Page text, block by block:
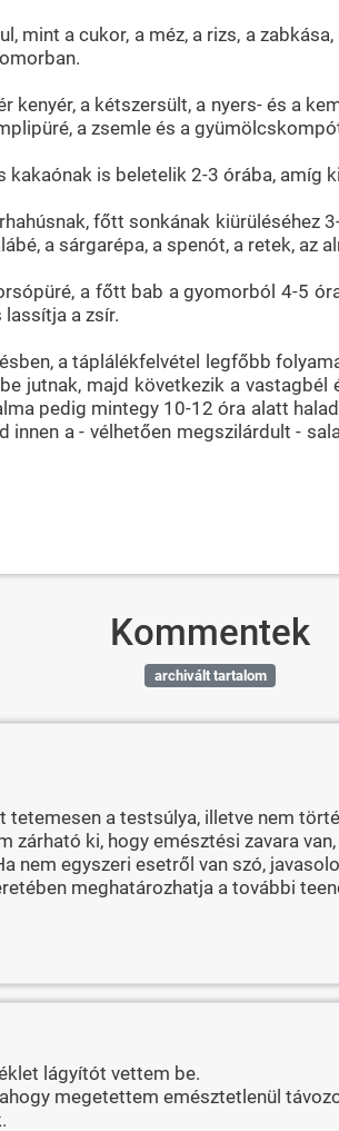
mint a cukor, a méz, a rizs, a
a kétszersült, a nyers- és a
a zsemle és a
is beletelik 2-3 órába, amíg
főtt sonkának kiürüléséhez
a sárgarépa, a spenót, a retek,
a főtt bab a gyomorból 4-5
a zsír.
a táplálékfelvétel legfőbb
jutnak, majd következik a
pedig mintegy 10-12 óra alatt
a - vélhetően megszilárdult -
Kommentek
archivált tartalom
a testsúlya, illetve nem
ki, hogy emésztési zavara
nem egyszeri esetről van szó,
meghatározhatja a további
lágyítót vettem be.
megetettem emésztetlenül